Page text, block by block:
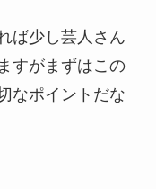
ば少し芸人さん
すがまずはこの
なポイントだな